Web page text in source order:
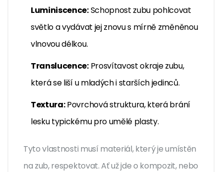
Luminiscence:Schopnost zubu pohlcovat
světlo a vydávat jej znovu s mírně změněnou
vlnovou délkou.
Translucence:Prosvítavost okraje zubu,
která se liší u mladých i starších jedinců.
Textura:Povrchová struktura, která brání
lesku typickému pro umělé plasty.
Tyto vlastnosti musí materiál, který je umístěn
na zub, respektovat. Ať už jde o kompozit, nebo